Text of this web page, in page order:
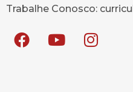
Trabalhe Conosco: